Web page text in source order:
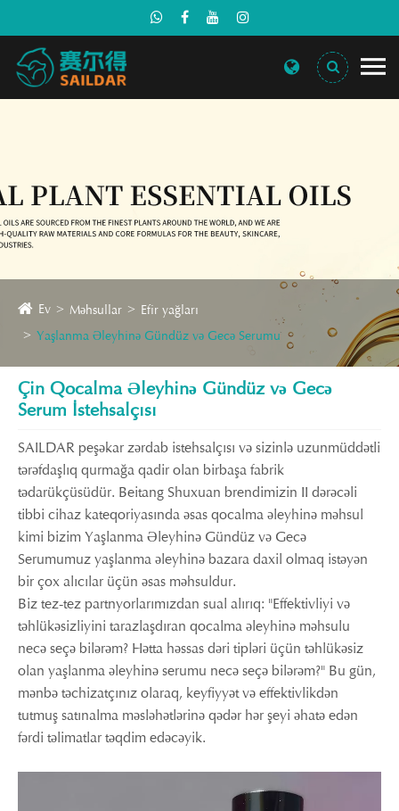
Ev Məhsullar
Efir yağları
Yaşlanma Əleyhinə Gündüz və Gecə Serumu
Çin Qocalma Əleyhinə Gündüz və Gecə
Serum İstehsalçısı
SAILDAR peşəkar zərdab istehsalçısı və sizinlə uzunmüddətli
tərəfdaşlıq qurmağa qadir olan birbaşa fabrik
tədarükçüsüdür. Beitang Shuxuan brendimizin II dərəcəli
tibbi cihaz kateqoriyasında əsas qocalma əleyhinə məhsul
kimi bizim Yaşlanma Əleyhinə Gündüz və Gecə
Serumumuz yaşlanma əleyhinə bazara daxil olmaq istəyən
bir çox alıcılar üçün əsas məhsuldur.
Biz tez-tez partnyorlarımızdan sual alırıq: "Effektivliyi və
təhlükəsizliyini tarazlaşdıran qocalma əleyhinə məhsulu
necə seçə bilərəm? Hətta həssas dəri tipləri üçün təhlükəsiz
olan yaşlanma əleyhinə serumu necə seçə bilərəm?" Bu gün,
mənbə təchizatçınız olaraq, keyfiyyət və effektivlikdən
tutmuş satınalma məsləhətlərinə qədər hər şeyi əhatə edən
fərdi təlimatlar təqdim edəcəyik.